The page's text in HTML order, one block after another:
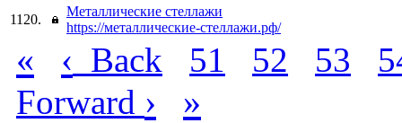
1120.
Металлические стеллажи
https://металлические-стеллажи.рф/
« ‹ Back 51 52 53
Forward › »